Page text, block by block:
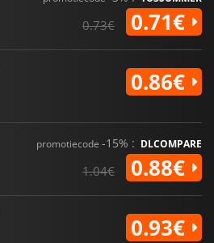
0.73€ 0.71€
0.86€
promotiecode -15% : DLCOMPARE
1.04€ 0.88€
0.93€